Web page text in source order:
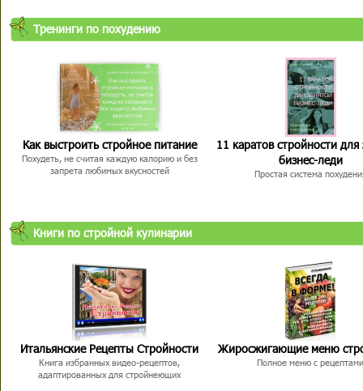
Тренинги по похудению
Как выстроить стройное питание
Похудеть, не считая каждую калорию и без
запрета любимых вкусностей
11 каратов стройности для
бизнес-леди
Простая система
Книги по стройной кулинарии
Итальянские Рецепты Стройности
Книга избранных видео-рецептов,
адаптированных для стройнеющих
Жиросжигающие меню
Полное меню с рецептами